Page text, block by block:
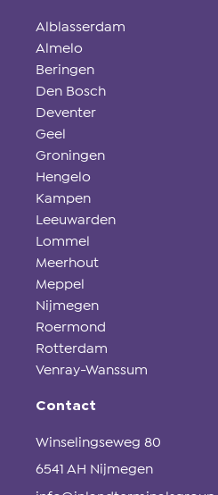
Alblasserdam
Almelo
Beringen
Den Bosch
Deventer
Geel
Groningen
Hengelo
Kampen
Leeuwarden
Lommel
Meerhout
Meppel
Nijmegen
Roermond
Rotterdam
Venray-Wanssum
Contact
Winselingseweg 80
6541 AH Nijmegen